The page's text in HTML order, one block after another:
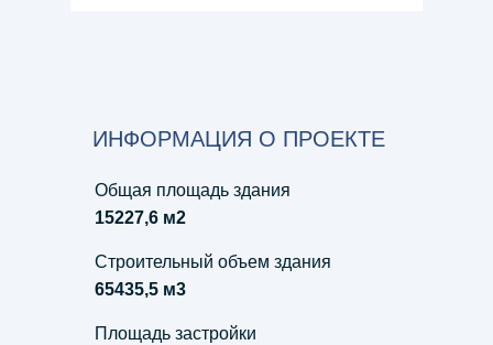
ИНФОРМАЦИЯ О ПРОЕКТЕ
Площадь застройки
Строительный объем здания
65435,5 м3
15227,6 м2
Общая площадь здания